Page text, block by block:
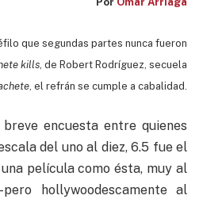
que segundas partes nunca fueron
kills , de Robert Rodríguez, secuela
, el refrán se cumple a cabalidad.
encuesta entre quienes
del uno al diez, 6.5 fue el
película como ésta, muy al
hollywoodescamente al